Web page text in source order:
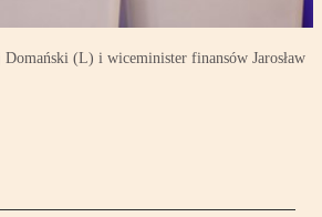
(L) i wiceminister finansów Jarosław